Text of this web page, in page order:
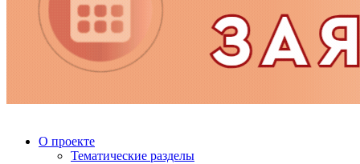
О проекте
Тематические разделы